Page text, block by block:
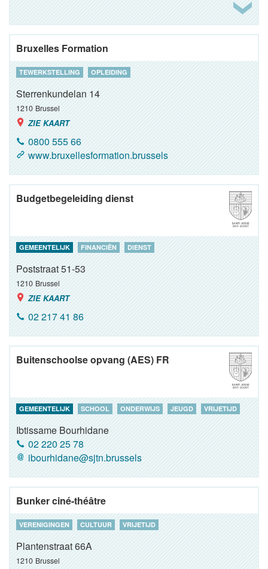
Bruxelles Formation
TEWERKSTELLING OPLEIDING
Sterrenkundelan 14
1210 Brussel
ZIE KAART
0800 555 66
www.bruxellesformation.brussels
Budgetbegeleiding dienst
GEMEENTELIJK FINANCIËN DIENST
Poststraat 51-53
1210 Brussel
ZIE KAART
02 217 41 86
Buitenschoolse opvang (AES) FR
GEMEENTELIJK SCHOOL ONDERWIJS JEUGD VRIJETIJD
Ibtissame Bourhidane
02 220 25 78
ibourhidane@sjtn.brussels
Bunker ciné-théâtre
VERENIGINGEN CULTUUR VRIJETIJD
Plantenstraat 66A
1210 Brussel